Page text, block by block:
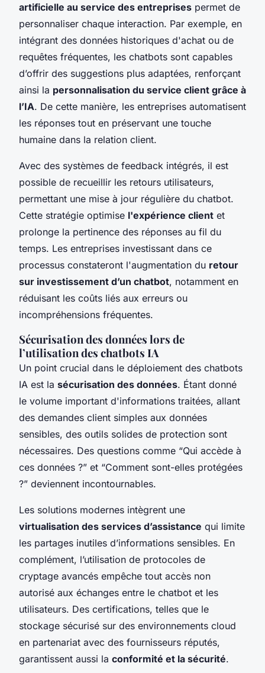
artificielle au service des entreprises permet de
personnaliser chaque interaction. Par exemple, en
intégrant des données historiques d'achat ou de
requêtes fréquentes, les chatbots sont capables
d’offrir des suggestions plus adaptées, renforçant
ainsi la personnalisation du service client grâce à
l’IA. De cette manière, les entreprises automatisent
les réponses tout en préservant une touche
humaine dans la relation client.
Avec des systèmes de feedback intégrés, il est
possible de recueillir les retours utilisateurs,
permettant une mise à jour régulière du chatbot.
Cette stratégie optimise l'expérience client et
prolonge la pertinence des réponses au fil du
temps. Les entreprises investissant dans ce
processus constateront l'augmentation du retour
sur investissement d’un chatbot, notamment en
réduisant les coûts liés aux erreurs ou
incompréhensions fréquentes.
Sécurisation des données lors de
l’utilisation des chatbots IA
Un point crucial dans le déploiement des chatbots
IA est la sécurisation des données. Étant donné
le volume important d'informations traitées, allant
des demandes client simples aux données
sensibles, des outils solides de protection sont
nécessaires. Des questions comme “Qui accède à
ces données ?” et “Comment sont-elles protégées
?” deviennent incontournables.
Les solutions modernes intègrent une
virtualisation des services d’assistance qui limite
les partages inutiles d’informations sensibles. En
complément, l’utilisation de protocoles de
cryptage avancés empêche tout accès non
autorisé aux échanges entre le chatbot et les
utilisateurs. Des certifications, telles que le
stockage sécurisé sur des environnements cloud
en partenariat avec des fournisseurs réputés,
garantissent aussi la conformité et la sécurité.